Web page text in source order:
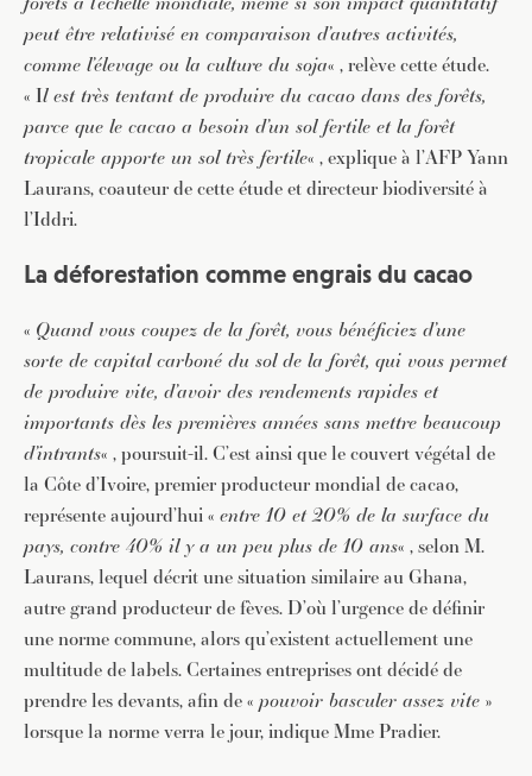
peut être relativisé en comparaison d’autres activités,
comme l’élevage ou la culture du soja« , relève cette étude.
« Il est très tentant de produire du cacao dans des forêts,
parce que le cacao a besoin d’un sol fertile et la forêt
tropicale apporte un sol très fertile« , explique à l’AFP Yann
Laurans, coauteur de cette étude et directeur biodiversité à
l’Iddri.
La déforestation comme engrais du cacao
« Quand vous coupez de la forêt, vous bénéficiez d’une
sorte de capital carboné du sol de la forêt, qui vous permet
de produire vite, d’avoir des rendements rapides et
importants dès les premières années sans mettre beaucoup
d’intrants« , poursuit-il. C’est ainsi que le couvert végétal de
la Côte d’Ivoire, premier producteur mondial de cacao,
représente aujourd’hui « entre 10 et 20% de la surface du
pays, contre 40% il y a un peu plus de 10 ans« , selon M.
Laurans, lequel décrit une situation similaire au Ghana,
autre grand producteur de fèves. D’où l’urgence de définir
une norme commune, alors qu’existent actuellement une
multitude de labels. Certaines entreprises ont décidé de
prendre les devants, afin de « pouvoir basculer assez vite »
lorsque la norme verra le jour, indique Mme Pradier.